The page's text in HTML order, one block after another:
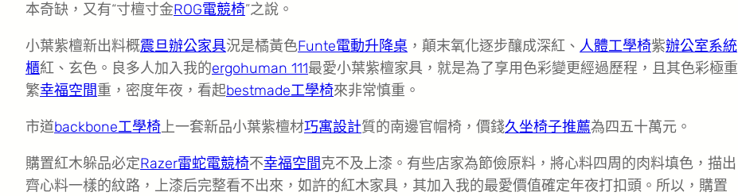
本奇缺，又有“寸檀寸金ROG電競椅”之說。
小葉紫檀新出料概震旦辦公家具況是橘黃色Funte電動升降桌 ，顛末氧化逐步釀成深紅、 人體工學椅紫辦公室系統
櫃紅、玄色。良多人加入我的ergohuman 111最愛小葉紫檀家具，就是為了享用色彩變更經過歷程，且其色彩極重
繁幸福空間重，密度年夜，看起bestmade工學椅來非常慎重。
市道backbone工學椅上一套新品小葉紫檀材巧寓設計質的南邊官帽椅，價錢久坐椅子推薦為四五十萬元。
購置紅木躲品必定Razer雷蛇電競椅不幸福空間克不及上漆。有些店家為節儉原料，將心料四周的肉料填色，描出
齊心料一樣的紋路，上漆后完整看不出來，如許的紅木家具，其加入我的最愛價值確定年夜打扣頭。所以，購置